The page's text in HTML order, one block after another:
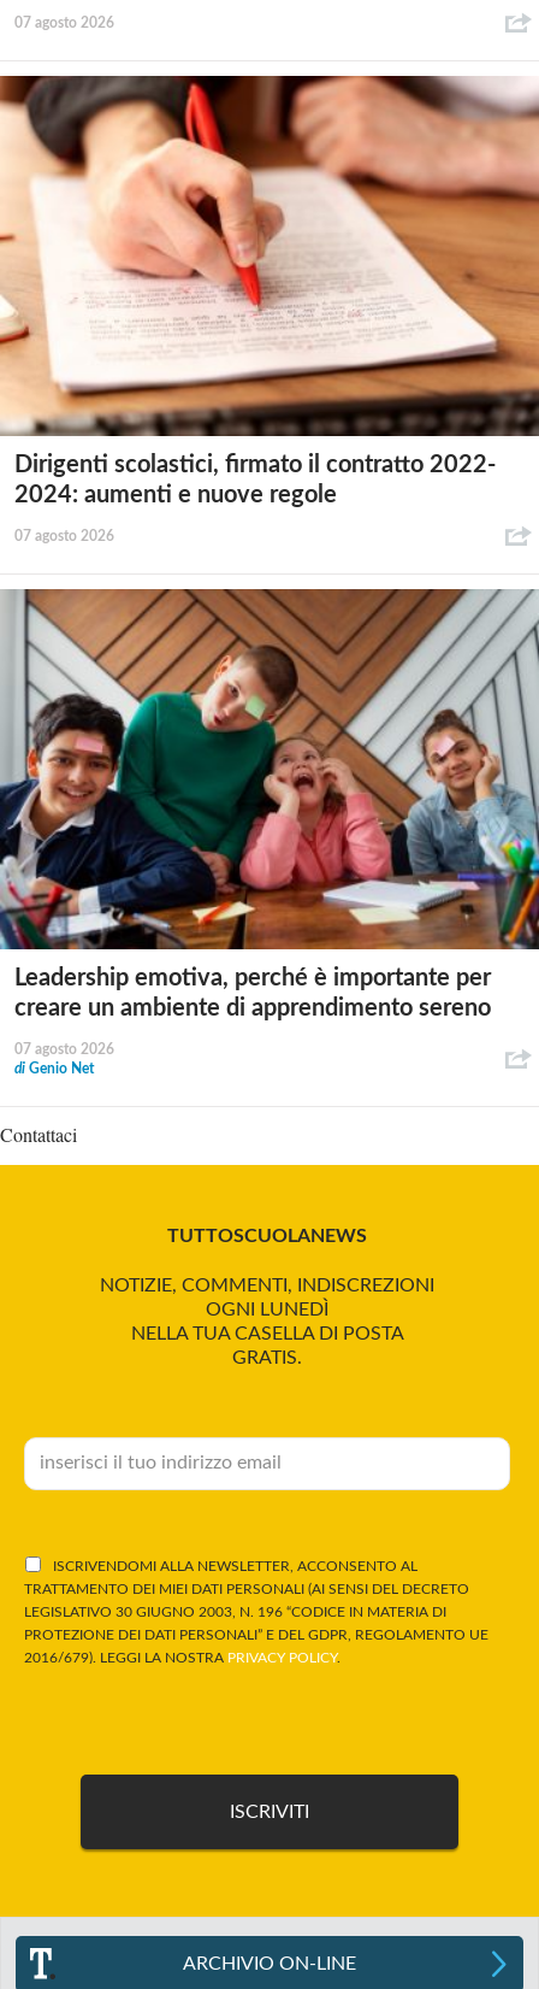
07 agosto 2026
Dirigenti scolastici, firmato il contratto 2022-
2024: aumenti e nuove regole
07 agosto 2026
Leadership emotiva, perché è importante per
creare un ambiente di apprendimento sereno
07 agosto 2026
di Genio Net
Contattaci
TUTTOSCUOLANEWS
NOTIZIE, COMMENTI, INDISCREZIONI
OGNI LUNEDÌ
NELLA TUA CASELLA DI POSTA
GRATIS.
ISCRIVENDOMI ALLA NEWSLETTER, ACCONSENTO AL
TRATTAMENTO DEI MIEI DATI PERSONALI (AI SENSI DEL DECRETO
LEGISLATIVO 30 GIUGNO 2003, N. 196 “CODICE IN MATERIA DI
PROTEZIONE DEI DATI PERSONALI” E DEL GDPR, REGOLAMENTO UE
2016/679). LEGGI LA NOSTRA PRIVACY POLICY.
ARCHIVIO ON-LINE